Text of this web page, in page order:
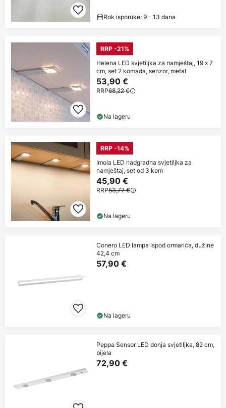
Rok isporuke: 9 - 13 dana
RRP -21%
Helena LED svjetiljka za namještaj, 19 x 7
cm, set 2 komada, senzor, metal
53,90 €
RRP68,22 €
Na lageru
RRP -14%
Imola LED nadgradna svjetiljka za
namještaj, set od 3 kom
45,90 €
RRP53,77 €
Na lageru
Conero LED lampa ispod ormarića, dužine
42,4 cm
57,90 €
Na lageru
Peppa Sensor LED donja svjetiljka, 82 cm,
bijela
72,90 €